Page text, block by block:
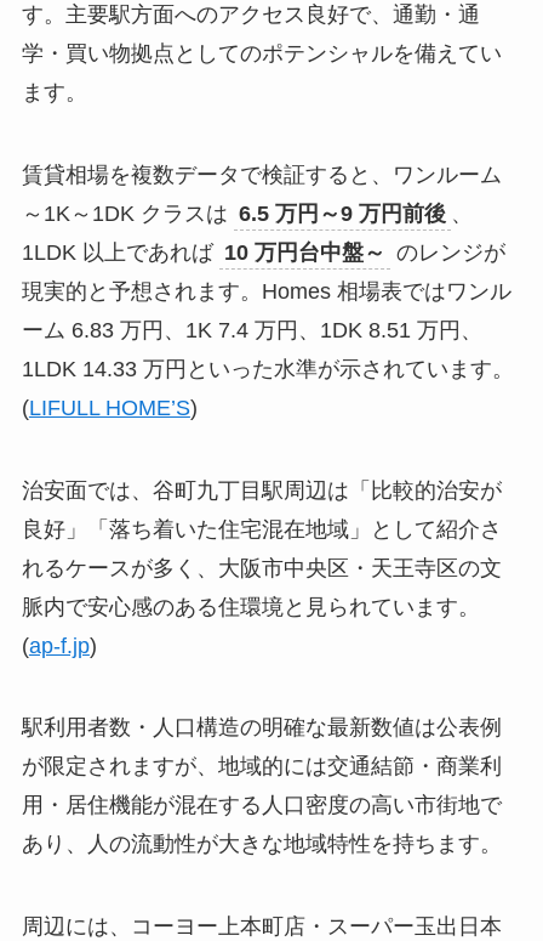
す。主要駅方面へのアクセス良好で、通勤・通
学・買い物拠点としてのポテンシャルを備えてい
ます。
賃貸相場を複数データで検証すると、ワンルーム
～1K～1DK クラスは 6.5 万円～9 万円前後 、
1LDK 以上であれば 10 万円台中盤～ のレンジが
現実的と予想されます。Homes 相場表ではワンル
ーム 6.83 万円、1K 7.4 万円、1DK 8.51 万円、
1LDK 14.33 万円といった水準が示されています。
(LIFULL HOME’S)
治安面では、谷町九丁目駅周辺は「比較的治安が
良好」「落ち着いた住宅混在地域」として紹介さ
れるケースが多く、大阪市中央区・天王寺区の文
脈内で安心感のある住環境と見られています。
(ap-f.jp)
駅利用者数・人口構造の明確な最新数値は公表例
が限定されますが、地域的には交通結節・商業利
用・居住機能が混在する人口密度の高い市街地で
あり、人の流動性が大きな地域特性を持ちます。
周辺には、コーヨー上本町店・スーパー玉出日本